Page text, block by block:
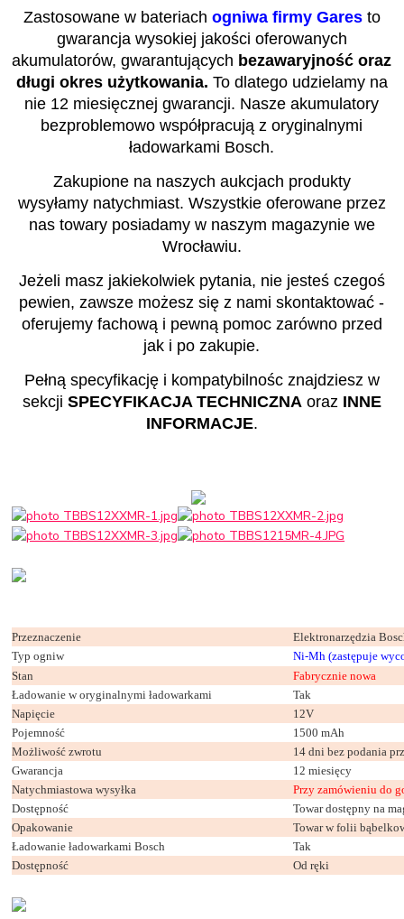
Zastosowane w bateriach ogniwa firmy Garesto
gwarancja wysokiej jakości oferowanych
akumulatorów, gwarantujących bezawaryjność oraz
długi okres użytkowania. To dlatego udzielamy na
nie 12 miesięcznej gwarancji. Nasze akumulatory
bezproblemowo współpracują z oryginalnymi
ładowarkami Bosch.
Zakupione na naszych aukcjach produkty
wysyłamy natychmiast. Wszystkie oferowane przez
nas towary posiadamy w naszym magazynie we
Wrocławiu.
Jeżeli masz jakiekolwiek pytania, nie jesteś czegoś
pewien, zawsze możesz się z nami skontaktować -
oferujemy fachową i pewną pomoc zarówno przed
jak i po zakupie.
Pełną specyfikację i kompatybilnośc znajdziesz w
sekcji SPECYFIKACJA TECHNICZNAoraz INNE
INFORMACJE.
Przeznaczenie
Elektronarzędzia
Typ ogniw
Ni-Mh (zastępuje
Stan
Fabrycznie nowa
Ładowanie w oryginalnymi ładowarkami
Tak
Napięcie
12V
Pojemność
1500 mAh
Możliwość zwrotu
14 dni bez podania
Gwarancja
12 miesięcy
Natychmiastowa wysyłka
Przy zamówieniu do
Dostępność
Towar dostępny na
Opakowanie
Towar w folii
Ładowanie ładowarkami Bosch
Tak
Dostępność
Od ręki